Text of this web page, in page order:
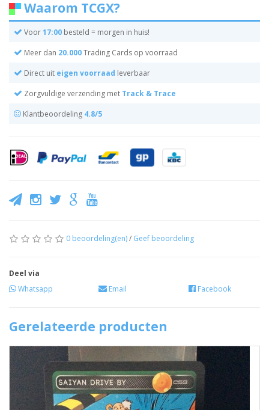
Waarom TCGX?
Voor17:00 besteld = morgen in huis!
Meer dan 20.000Trading Cards op voorraad
Direct uit eigen voorraad leverbaar
Zorgvuldige verzending met Track & Trace
Klantbeoordeling 4.8/5
0 beoordeling(en)/ Geef beoordeling
Deel via
Whatsapp
Email Facebook
Gerelateerde producten